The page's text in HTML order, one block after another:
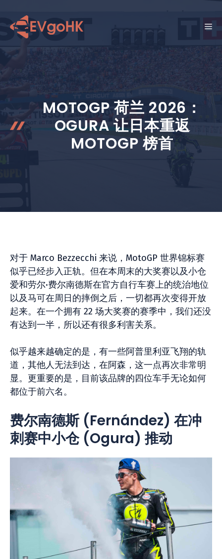
菜
单
MOTOGP 荷兰 2026：
OGURA 让日本重返
MOTOGP 榜首
对于 Marco Bezzecchi 来说，MotoGP 世界锦标赛
似乎已经步入正轨。但在本周末的大奖赛以及小仓
爱和劳尔·费尔南德斯在官方自行车赛上的统治地位
以及马可在周日的摔倒之后，一切都再次变得开放
起来。在一个拥有 22 场大奖赛的赛季中，我们还没
有达到一半，所以还有很多利害关系。
似乎越来越确定的是，有一些阿普里利亚飞翔的轨
道，其他人无法到达，在阿森，这一点再次非常明
显。更重要的是，目前该品牌的四位车手无论如何
都位于前六名。
费尔南德斯 (Fernández) 在冲
刺赛中小仓 (Ogura) 推动